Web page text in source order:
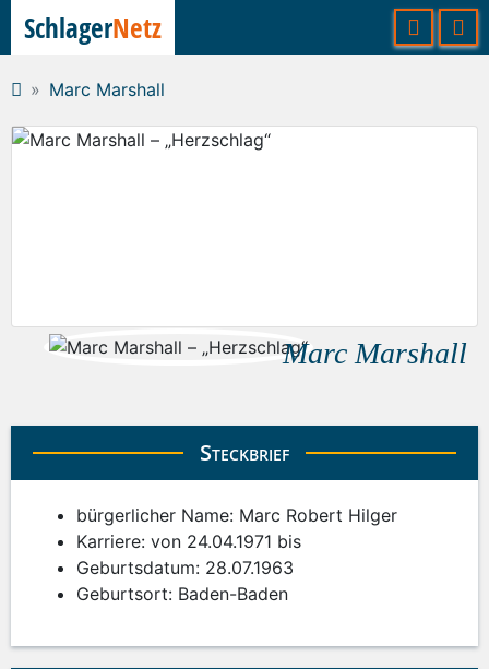
Marc Marshall
Marc Marshall
Steckbrief
bürgerlicher Name: Marc Robert Hilger
Karriere: von 24.04.1971 bis
Geburtsdatum: 28.07.1963
Geburtsort: Baden-Baden
SchlagerNetz